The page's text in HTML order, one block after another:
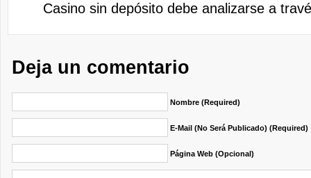
Casino sin depósito debe analizarse a
Deja un comentario
Nombre (required)
E-Mail (no Será Publicado) (required)
Página Web (opcional)